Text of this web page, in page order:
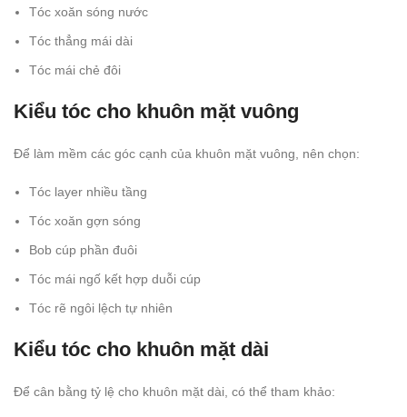
Tóc xoăn sóng nước
Tóc thẳng mái dài
Tóc mái chẻ đôi
Kiểu tóc cho khuôn mặt vuông
Để làm mềm các góc cạnh của khuôn mặt vuông, nên chọn:
Tóc layer nhiều tầng
Tóc xoăn gợn sóng
Bob cúp phần đuôi
Tóc mái ngố kết hợp duỗi cúp
Tóc rẽ ngôi lệch tự nhiên
Kiểu tóc cho khuôn mặt dài
Để cân bằng tỷ lệ cho khuôn mặt dài, có thể tham khảo: